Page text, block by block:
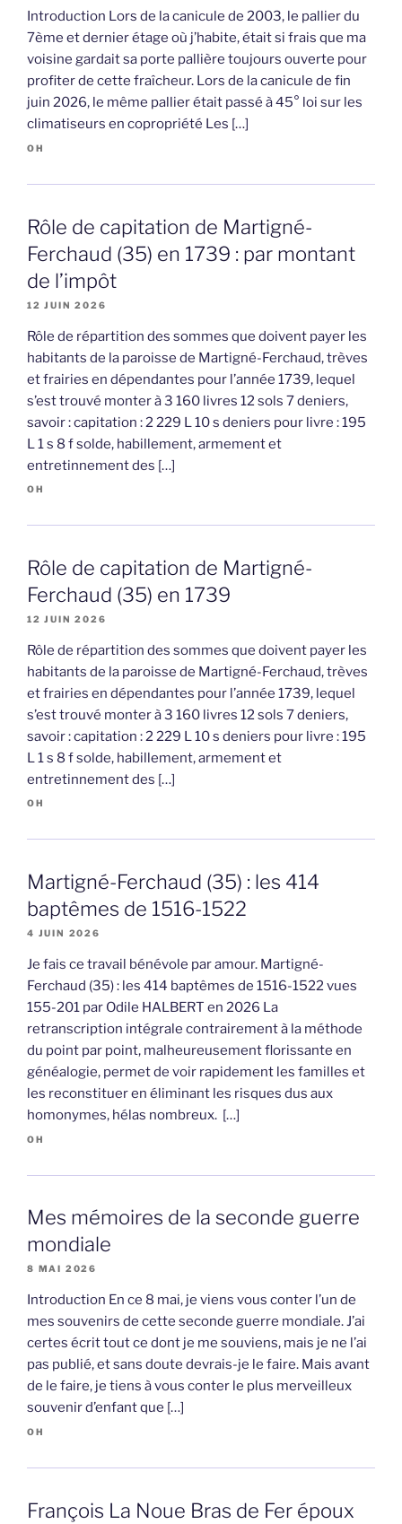
Introduction Lors de la canicule de 2003, le pallier du
7ème et dernier étage où j’habite, était si frais que ma
voisine gardait sa porte pallière toujours ouverte pour
profiter de cette fraîcheur. Lors de la canicule de fin
juin 2026, le même pallier était passé à 45° loi sur les
climatiseurs en copropriété Les […]
OH
Rôle de capitation de Martigné-
Ferchaud (35) en 1739 : par montant
de l’impôt
12 JUIN 2026
Rôle de répartition des sommes que doivent payer les
habitants de la paroisse de Martigné-Ferchaud, trèves
et frairies en dépendantes pour l’année 1739, lequel
s’est trouvé monter à 3 160 livres 12 sols 7 deniers,
savoir : capitation : 2 229 L 10 s deniers pour livre : 195
L 1 s 8 f solde, habillement, armement et
entretinnement des […]
OH
Rôle de capitation de Martigné-
Ferchaud (35) en 1739
12 JUIN 2026
Rôle de répartition des sommes que doivent payer les
habitants de la paroisse de Martigné-Ferchaud, trèves
et frairies en dépendantes pour l’année 1739, lequel
s’est trouvé monter à 3 160 livres 12 sols 7 deniers,
savoir : capitation : 2 229 L 10 s deniers pour livre : 195
L 1 s 8 f solde, habillement, armement et
entretinnement des […]
OH
Martigné-Ferchaud (35) : les 414
baptêmes de 1516-1522
4 JUIN 2026
Je fais ce travail bénévole par amour. Martigné-
Ferchaud (35) : les 414 baptêmes de 1516-1522 vues
155-201 par Odile HALBERT en 2026 La
retranscription intégrale contrairement à la méthode
du point par point, malheureusement florissante en
généalogie, permet de voir rapidement les familles et
les reconstituer en éliminant les risques dus aux
homonymes, hélas nombreux. […]
OH
Mes mémoires de la seconde guerre
mondiale
8 MAI 2026
Introduction En ce 8 mai, je viens vous conter l’un de
mes souvenirs de cette seconde guerre mondiale. J’ai
certes écrit tout ce dont je me souviens, mais je ne l’ai
pas publié, et sans doute devrais-je le faire. Mais avant
de le faire, je tiens à vous conter le plus merveilleux
souvenir d’enfant que […]
OH
François La Noue Bras de Fer époux